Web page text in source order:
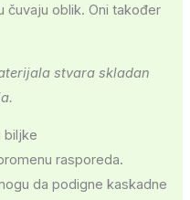
čuvaju oblik. Oni također
stvara skladan
biljke
rasporeda.
da podigne kaskadne